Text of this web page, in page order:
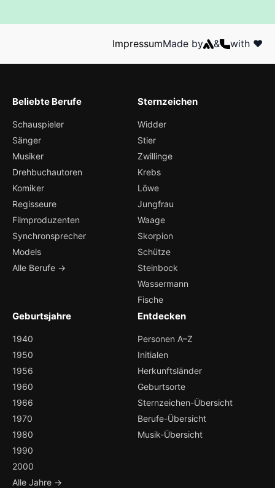
ImpressumMade by & with ❤️
Beliebte Berufe
Schauspieler
Sänger
Musiker
Drehbuchautoren
Komiker
Regisseure
Filmproduzenten
Synchronsprecher
Models
Alle Berufe →
Sternzeichen
Widder
Stier
Zwillinge
Krebs
Löwe
Jungfrau
Waage
Skorpion
Schütze
Steinbock
Wassermann
Fische
Geburtsjahre
1940
1950
1956
1960
1966
1970
1980
1990
2000
Alle Jahre →
Entdecken
Personen A–Z
Initialen
Herkunftsländer
Geburtsorte
Sternzeichen-Übersicht
Berufe-Übersicht
Musik-Übersicht